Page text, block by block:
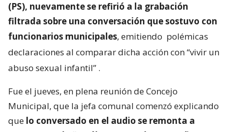
(PS), nuevamente se refirió a la grabación
filtrada sobre una conversación que sostuvo con
funcionarios municipales, emitiendo polémicas
declaraciones al comparar dicha acción con “vivir un
abuso sexual infantil” .
Fue el jueves, en plena reunión de Concejo
Municipal, que la jefa comunal comenzó explicando
que lo conversado en el audio se remonta a